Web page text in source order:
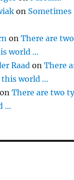
on Sometimes
onThere are
world …
Raad onThere
this world …
onThere are two
…